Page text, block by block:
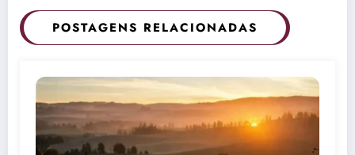
POSTAGENS RELACIONADAS